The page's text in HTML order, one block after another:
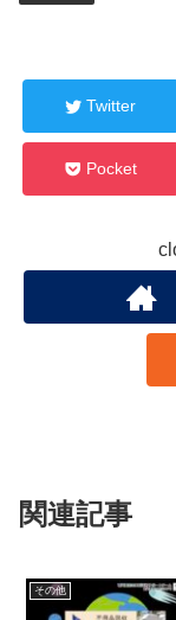
Twitter
Pocket
関連記事
その他